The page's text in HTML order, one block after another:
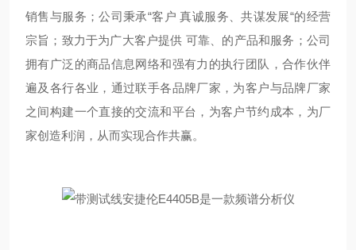
销售与服务；公司秉承“客户 真诚服务、共谋发展“的经营
宗旨；致力于为广大客户提供 可靠、的产品和服务；公司
拥有广泛的商品信息网络和强有力的执行团队，合作伙伴
遍及各行各业，通过联手各品牌厂家，为客户与品牌厂家
之间构建一个直接的交流和平台，为客户节约成本，为厂
家创造利润，从而实现合作共赢。